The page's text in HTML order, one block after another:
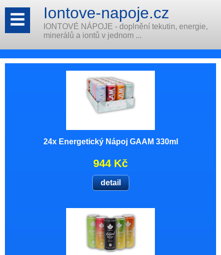
24x Energetický Nápoj GAAM 330ml
944 Kč
detail
Iontove-napoje.cz
IONTOVÉ NÁPOJE - doplnění tekutin, energie,
minerálů a iontů v jednom ...